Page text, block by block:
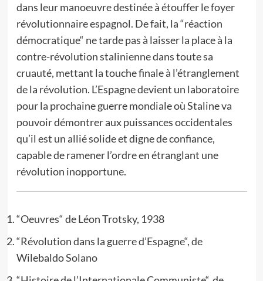
dans leur manoeuvre destinée à étouffer le foyer
révolutionnaire espagnol. De fait, la “réaction
démocratique“ ne tarde pas à laisser la place à la
contre-révolution stalinienne dans toute sa
cruauté, mettant la touche finale à l’étranglement
de la révolution. L’Espagne devient un laboratoire
pour la prochaine guerre mondiale où Staline va
pouvoir démontrer aux puissances occidentales
qu’il est un allié solide et digne de confiance,
capable de ramener l’ordre en étranglant une
révolution inopportune.
“Oeuvres“ de Léon Trotsky, 1938
“Révolution dans la guerre d’Espagne“, de
Wilebaldo Solano